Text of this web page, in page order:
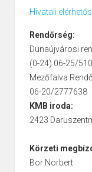
Hivatali
Rendőrség:
Dunaújvárosi
(0-24) 06-25/
Mezőfalva
06-20/2777638
KMB iroda:
2423
Körzeti
Bor Norbert